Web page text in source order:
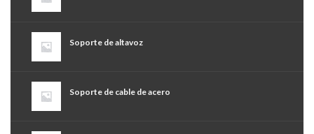
Soporte de altavoz
Soporte de cable de acero